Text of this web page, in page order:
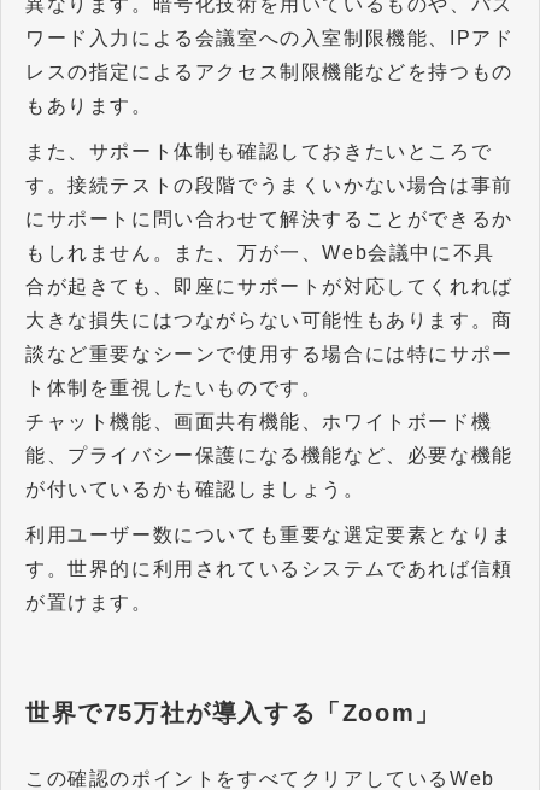
異なります。暗号化技術を用いているものや、パス
ワード入力による会議室への入室制限機能、IPアド
レスの指定によるアクセス制限機能などを持つもの
もあります。
また、サポート体制も確認しておきたいところで
す。接続テストの段階でうまくいかない場合は事前
にサポートに問い合わせて解決することができるか
もしれません。また、万が一、Web会議中に不具
合が起きても、即座にサポートが対応してくれれば
大きな損失にはつながらない可能性もあります。商
談など重要なシーンで使用する場合には特にサポー
ト体制を重視したいものです。
チャット機能、画面共有機能、ホワイトボード機
能、プライバシー保護になる機能など、必要な機能
が付いているかも確認しましょう。
利用ユーザー数についても重要な選定要素となりま
す。世界的に利用されているシステムであれば信頼
が置けます。
世界で75万社が導入する「Zoom」
この確認のポイントをすべてクリアしているWeb